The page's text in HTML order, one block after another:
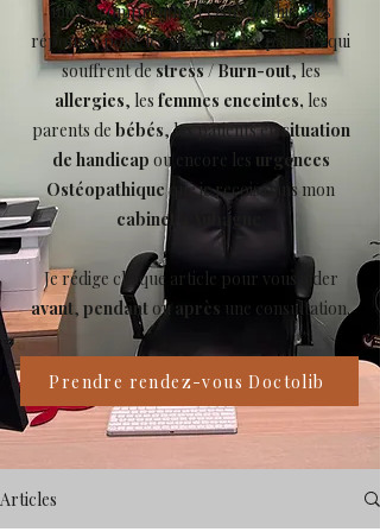
mieux comprendre l’Ostéopathie, des
réponses pour lessportifs, les patients qui
souffrent destress/Burn-out, les
allergies, les femmes enceintes, les
parents de bébés, les patients ensituation
de handicap ou encore les urgences
Ostéopathiqueque je reçois dans mon
cabinet à Aubagne
Je rédige chaque article pour vous aider
avant, pendantou après une consultation.
Prendre rendez-vous Doctolib
Articles